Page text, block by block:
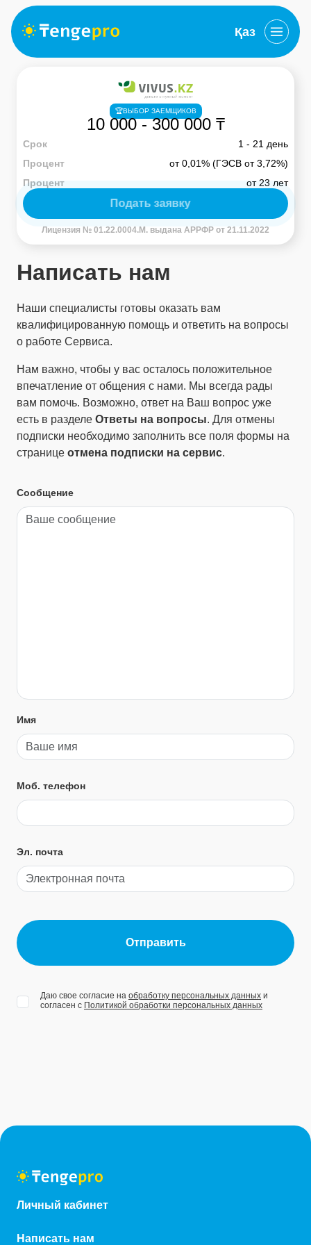
Қаз
🏆ВЫБОР ЗАЕМЩИКОВ
10 000-300 000 ₸
Срок
1 - 21 день
Процент
от 0,01% (ГЭСВ от 3,72%)
Процент
от 23 лет
Подать заявку
Лицензия № 01.22.0004.M. выдана АРРФР от 21.11.2022
Написать нам
Наши специалисты готовы оказать вам
квалифицированную помощь и ответить на вопросы
о работе Сервиса.
Нам важно, чтобы у вас осталось положительное
впечатление от общения с нами. Мы всегда рады
вам помочь. Возможно, ответ на Ваш вопрос уже
есть в разделе Ответы на вопросы. Для отмены
подписки необходимо заполнить все поля формы на
странице отмена подписки на сервис.
Сообщение
Имя
Моб. телефон
Эл. почта
Отправить
Даю свое согласие на обработку персональных данных и
согласен с Политикой обработки персональных данных
Личный кабинет
Написать нам